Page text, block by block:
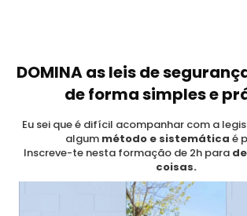
DOMINA as leis de
de forma simples e
Eu sei que é difícil acompanhar com a
algum método e sistemática é
Inscreve-te nesta formação de 2h para
coisas.